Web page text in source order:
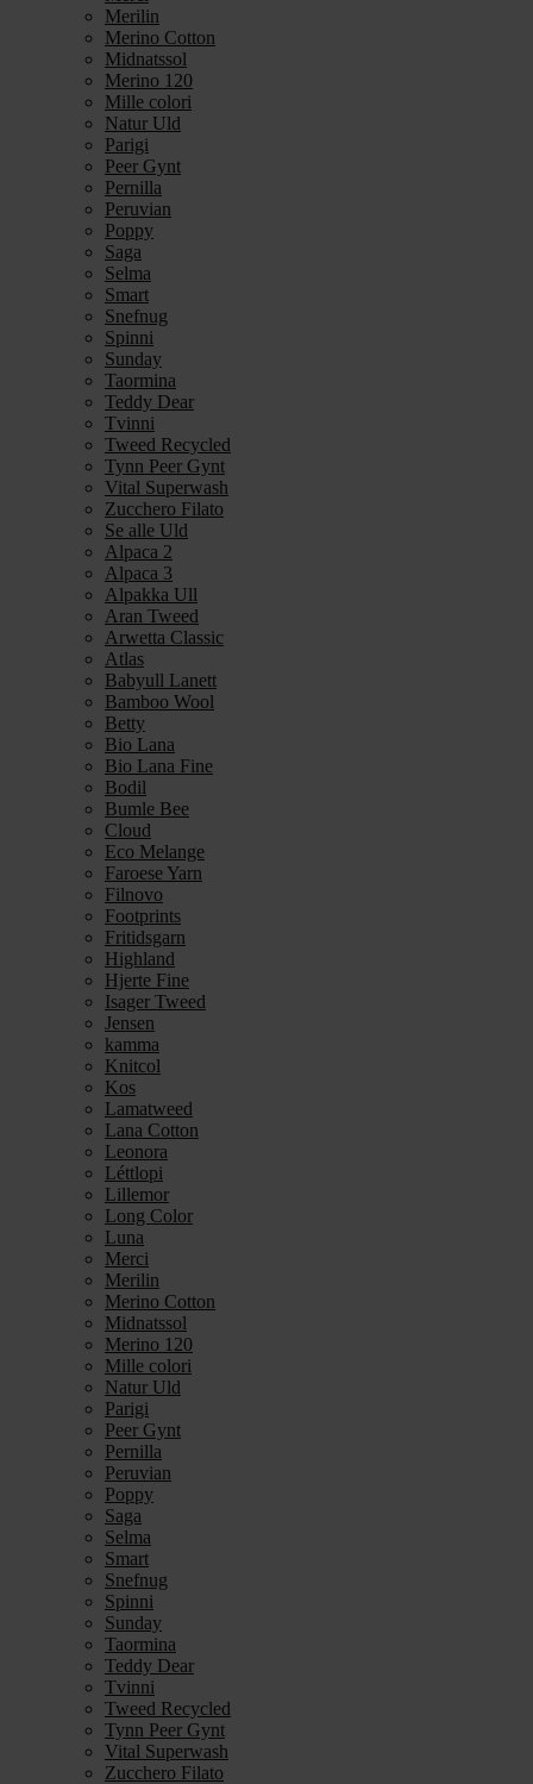
Merilin
Merino Cotton
Midnatssol
Merino 120
Mille colori
Natur Uld
Parigi
Peer Gynt
Pernilla
Peruvian
Poppy
Saga
Selma
Smart
Snefnug
Spinni
Sunday
Taormina
Teddy Dear
Tvinni
Tweed Recycled
Tynn Peer Gynt
Vital Superwash
Zucchero Filato
Se alle Uld
Alpaca 2
Alpaca 3
Alpakka Ull
Aran Tweed
Arwetta Classic
Atlas
Babyull Lanett
Bamboo Wool
Betty
Bio Lana
Bio Lana Fine
Bodil
Bumle Bee
Cloud
Eco Melange
Faroese Yarn
Filnovo
Footprints
Fritidsgarn
Highland
Hjerte Fine
Isager Tweed
Jensen
kamma
Knitcol
Kos
Lamatweed
Lana Cotton
Leonora
Léttlopi
Lillemor
Long Color
Luna
Merci
Merilin
Merino Cotton
Midnatssol
Merino 120
Mille colori
Natur Uld
Parigi
Peer Gynt
Pernilla
Peruvian
Poppy
Saga
Selma
Smart
Snefnug
Spinni
Sunday
Taormina
Teddy Dear
Tvinni
Tweed Recycled
Tynn Peer Gynt
Vital Superwash
Zucchero Filato